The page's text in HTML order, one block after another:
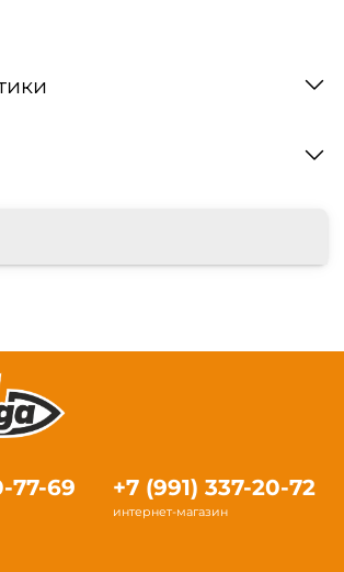
77-69 +7 (991) 337-20-72
интернет-магазин